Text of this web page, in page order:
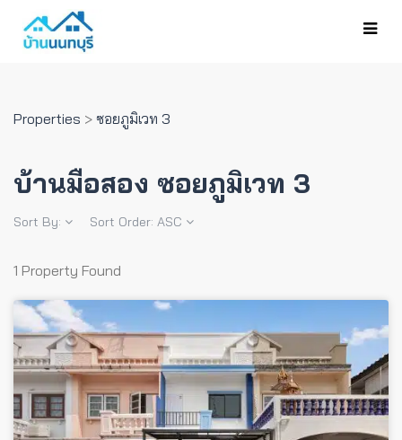
Properties > ซอยภูมิเวท 3
บ้านมือสอง ซอยภูมิเวท 3
Sort By: Sort Order: ASC
1 Property Found